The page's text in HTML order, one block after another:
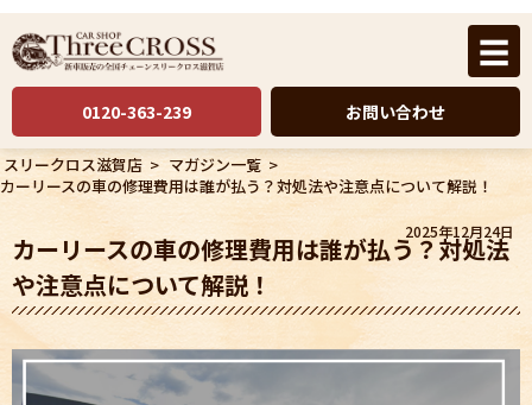
☰
0120-363-239 お問い合わせ
スリークロス滋賀店 > マガジン一覧 >
カーリースの車の修理費用は誰が払う？対処法や注意点について解説！
2025年12月24日
カーリースの車の修理費用は誰が払う？対処法
や注意点について解説！